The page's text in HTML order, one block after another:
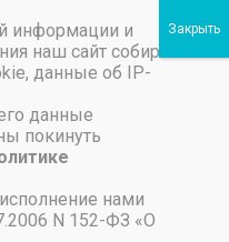
2021
информации и
наш сайт собирает
данные об IP-
данные
покинуть
нами
N 152-ФЗ «О